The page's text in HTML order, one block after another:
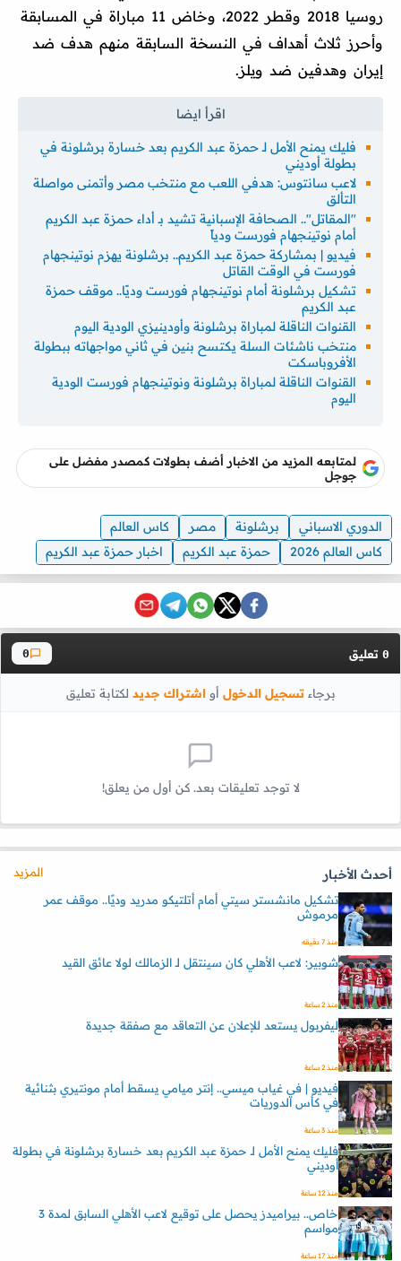
روسيا 2018 وقطر 2022، وخاض 11 مباراة في المسابقة
وأحرز ثلاث أهداف في النسخة السابقة منهم هدف ضد
إيران وهدفين ضد ويلز.
فليك يمنح الأمل لـ حمزة عبد الكريم بعد خسارة برشلونة في
بطولة أوديني
لاعب سانتوس: هدفي اللعب مع منتخب مصر وأتمنى مواصلة
التألق
"المقاتل".. الصحافة الإسبانية تشيد بـ أداء حمزة عبد الكريم
أمام نوتينجهام فورست ودياً
فيديو | بمشاركة حمزة عبد الكريم.. برشلونة يهزم نوتينجهام
فورست في الوقت القاتل
تشكيل برشلونة أمام نوتينجهام فورست وديًا.. موقف حمزة
عبد الكريم
القنوات الناقلة لمباراة برشلونة وأودينيزي الودية اليوم
منتخب ناشئات السلة يكتسح بنين في ثاني مواجهاته ببطولة
الأفروباسكت
القنوات الناقلة لمباراة برشلونة ونوتينجهام فورست الودية
اليوم
لمتابعه المزيد من الاخبار أضف بطولات كمصدر مفضل على
جوجل
الدوري الاسباني برشلونة مصر
كاس العالم
كاس العالم 2026
حمزة عبد الكريم اخبار حمزة عبد الكريم
0 تعليق 0
برجاءتسجيل الدخول أواشتراك جديد لكتابة تعليق
لا توجد تعليقات بعد. كن أول من يعلق!
أحدث الأخبار
المزيد
تشكيل مانشستر سيتي أمام أتلتيكو مدريد وديًا.. موقف عمر
مرموش
منذ 7 دقيقه
شوبير: لاعب الأهلي كان سينتقل لـ الزمالك لولا عائق القيد
منذ 2 ساعة
ليفربول يستعد للإعلان عن التعاقد مع صفقة جديدة
منذ 2 ساعة
فيديو | في غياب ميسي.. إنتر ميامي يسقط أمام مونتيري بثنائية
في كأس الدوريات
منذ 3 ساعة
فليك يمنح الأمل لـ حمزة عبد الكريم بعد خسارة برشلونة في بطولة
أوديني
منذ 12 ساعة
خاص.. بيراميدز يحصل على توقيع لاعب الأهلي السابق لمدة 3
مواسم
منذ 17 ساعة